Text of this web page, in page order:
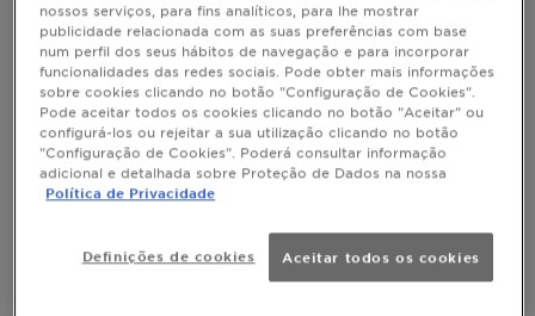
nossos serviços, para fins analíticos, para lhe mostrar
publicidade relacionada com as suas preferências com base
num perfil dos seus hábitos de navegação e para incorporar
funcionalidades das redes sociais. Pode obter mais informações
sobre cookies clicando no botão "Configuração de Cookies".
Pode aceitar todos os cookies clicando no botão "Aceitar" ou
configurá-los ou rejeitar a sua utilização clicando no botão
"Configuração de Cookies". Poderá consultar informação
adicional e detalhada sobre Proteção de Dados na nossa
Política de Privacidade
Definições de cookies Aceitar todos os cookies